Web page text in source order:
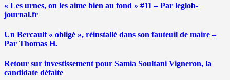
« Les urnes, on les aime bien au fond » #11 – Par leglob-
journal.fr
Un Bercault « obligé », réinstallé dans son fauteuil de maire –
Par Thomas H.
Retour sur investissement pour Samia Soultani Vigneron, la
candidate défaite